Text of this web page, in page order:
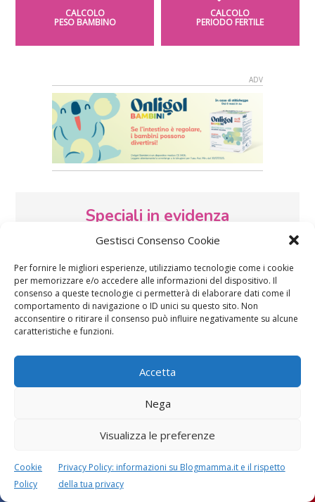
Gestisci Consenso Cookie
Per fornire le migliori esperienze, utilizziamo tecnologie come i cookie
per memorizzare e/o accedere alle informazioni del dispositivo. Il
consenso a queste tecnologie ci permetterà di elaborare dati come il
comportamento di navigazione o ID unici su questo sito. Non
acconsentire o ritirare il consenso può influire negativamente su alcune
caratteristiche e funzioni.
Accetta
Nega
Visualizza le preferenze
Cookie
Policy
Privacy Policy: informazioni su Blogmamma.it e il rispetto
della tua privacy
CALCOLO
PESO BAMBINO
CALCOLO
PERIODO FERTILE
Speciali in evidenza
Vaccini
lavoretti, biglietti
d’auguri, filastrocche
gravidanza